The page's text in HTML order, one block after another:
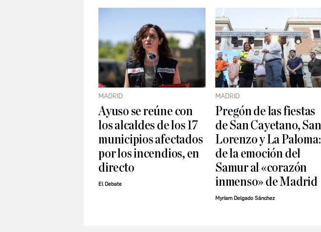
MADRID
Ayuso se reúne con
los alcaldes de los 17
municipios afectados
por los incendios, en
directo
El Debate
MADRID
Pregón de las fiestas
de San Cayetano, San
Lorenzo y La Paloma:
de la emoción del
Samur al «corazón
inmenso» de Madrid
Myriam Delgado Sánchez